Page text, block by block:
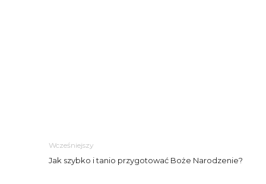
Wcześniejszy
Jak szybko i tanio przygotować Boże Narodzenie?